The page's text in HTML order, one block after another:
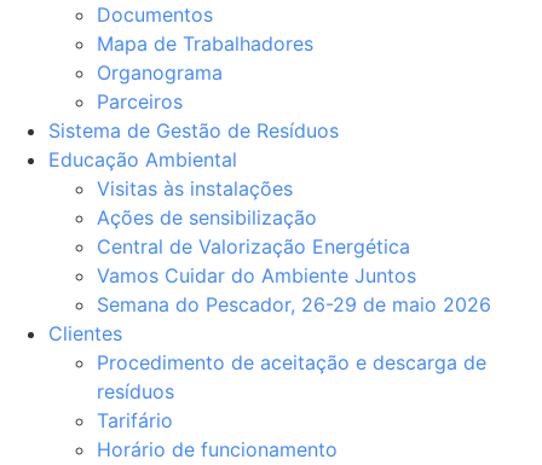
Documentos
Mapa de Trabalhadores
Organograma
Parceiros
Sistema de Gestão de Resíduos
Educação Ambiental
Visitas às instalações
Ações de sensibilização
Central de Valorização Energética
Vamos Cuidar do Ambiente Juntos
Semana do Pescador, 26-29 de maio 2026
Clientes
Procedimento de aceitação e descarga de
resíduos
Tarifário
Horário de funcionamento